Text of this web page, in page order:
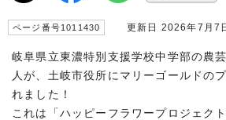
ページ番号1011430 更新日 2026年7月7
岐阜県立東濃特別支援学校中学部の農
人が、土岐市役所にマリーゴールドの
れました！
これは「ハッピーフラワープロジェク